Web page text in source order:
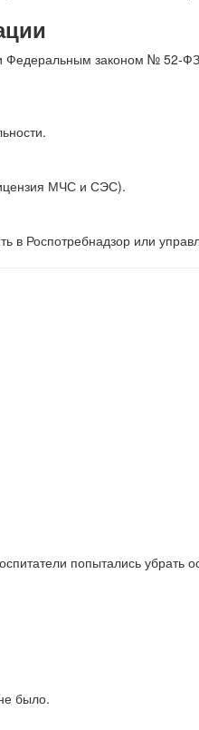
законом № 52-
МЧС и СЭС).
в Роспотребнадзор или
попытались убрать
было.